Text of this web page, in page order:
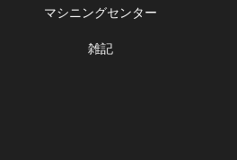
マシニングセンター
雑記